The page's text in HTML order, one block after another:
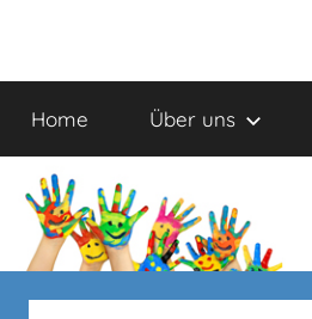
springen
Johanniter-
Schule
Home Über uns